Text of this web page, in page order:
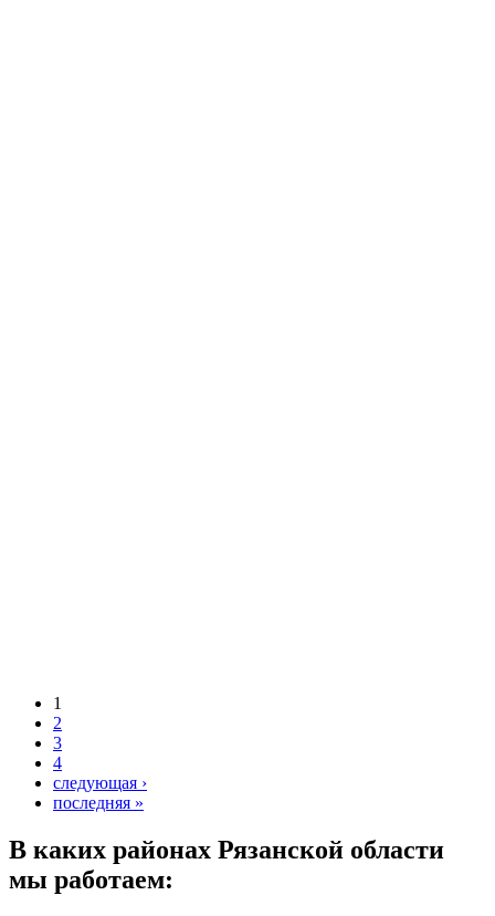
1
2
3
4
следующая ›
последняя »
В каких районах Рязанской области
мы работаем: